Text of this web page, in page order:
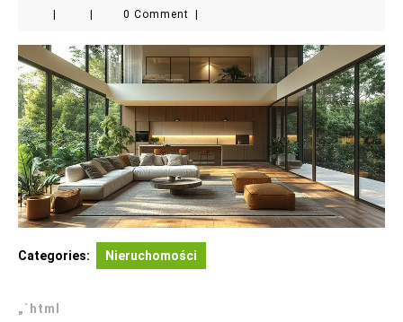
0 Comment
Categories: Nieruchomości
„`html